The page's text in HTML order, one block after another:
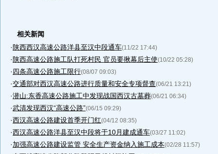
相关新闻
· 陕西西汉高速公路洋县至汉中段通车(11/22 17:44)
· 陕西高速公路施工队打死村民 官员要揪幕后主使(10/22 05:28)
·四条高速公路施工限行(08/07 09:03)
·交通部对西汉高速公路进行质量和安全专项督查(06/21 13:21)
·潜山:东香高速公路施工中发现战国西汉古墓葬(06/21 06:34)
·武清发现西汉“高速公路”(06/15 09:29)
·西汉高速公路建设首季开门红(04/12 08:35)
·西汉高速公路洋县至汉中段将于10月建成通车(03/27 11:02)
·加强高速公路建设监管 安全生产资金纳入施工成本(02/28 11:57)